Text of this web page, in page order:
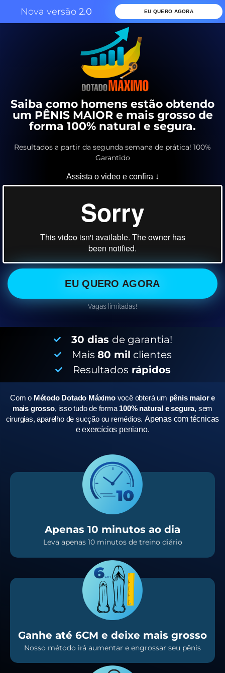
Nova versão 2.0 EU QUERO AGORA
Saiba como homens estão obtendo
um PÊNIS MAIOR e mais grosso de
forma 100% natural e segura.
Resultados a partir da segunda semana de prática! 100%
Garantido
Assista o video e confira ↓
EU QUERO AGORA
Vagas limitadas!
30 dias de garantia!
Mais 80 mil clientes
Resultados rápidos
Com o Método Dotado Máximo você obterá um pênis maior e
mais grosso, isso tudo de forma 100% natural e segura, sem
cirurgias, aparelho de sucção ou remédios.Apenas com técnicas
e exercícios peniano.
Apenas 10 minutos ao dia
Leva apenas 10 minutos de treino diário
Ganhe até 6CM e deixe mais grosso
Nosso método irá aumentar e engrossar seu pênis